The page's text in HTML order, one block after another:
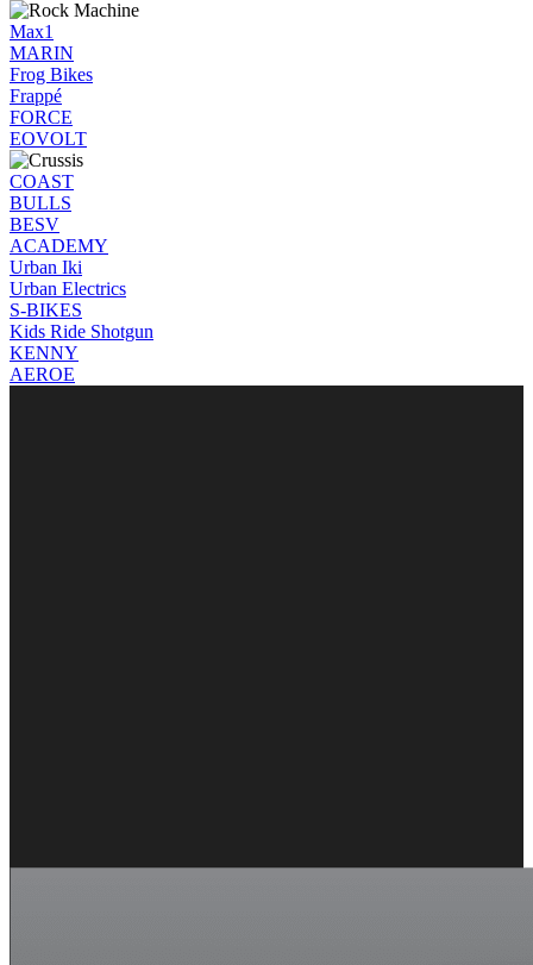
Max1
MARIN
Frog Bikes
Frappé
FORCE
EOVOLT
COAST
BULLS
BESV
ACADEMY
Urban Iki
Urban Electrics
S-BIKES
Kids Ride Shotgun
KENNY
AEROE